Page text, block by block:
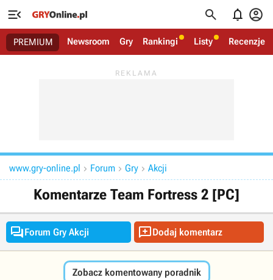
   
PREMIUM Newsroom Gry Rankingi Listy Recenzje
www.gry-online.pl  Forum  Gry  Akcji
Komentarze Team Fortress 2 [PC]
Forum Gry Akcji Dodaj komentarz
Zobacz komentowany poradnik